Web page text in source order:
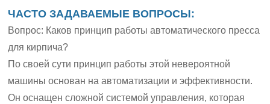
ЧАСТО ЗАДАВАЕМЫЕ ВОПРОСЫ:
Вопрос: Каков принцип работы автоматического пресса
для кирпича?
По своей сути принцип работы этой невероятной
машины основан на автоматизации и эффективности.
Он оснащен сложной системой управления, которая